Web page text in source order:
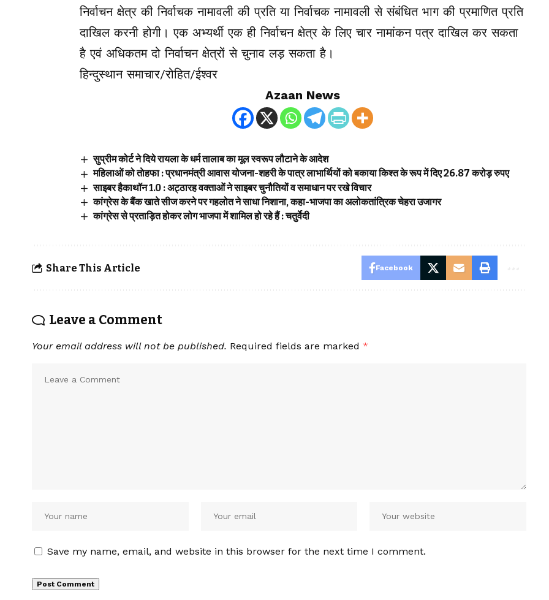
निर्वाचन क्षेत्र की निर्वाचक नामावली की प्रति या निर्वाचक नामावली से संबंधित भाग की प्रमाणित प्रति
दाखिल करनी होगी। एक अभ्यर्थी एक ही निर्वाचन क्षेत्र के लिए चार नामांकन पत्र दाखिल कर सकता
है एवं अधिकतम दो निर्वाचन क्षेत्रों से चुनाव लड़ सकता है।
हिन्दुस्थान समाचार/रोहित/ईश्वर
Azaan News
सुप्रीम कोर्ट ने दिये रायला के धर्म तालाब का मूल स्वरूप लौटाने के आदेश
महिलाओं को ताेहफा : प्रधानमंत्री आवास योजना-शहरी के पात्र लाभार्थियों को बकाया किश्त के रूप में दिए 26.87 करोड़ रुपए
साइबर हैकाथॉन 1.0 : अट्ठारह वक्ताओं ने साइबर चुनौतियों व समाधान पर रखे विचार
कांग्रेस के बैंक खाते सीज करने पर गहलोत ने साधा निशाना, कहा-भाजपा का अलोकतांत्रिक चेहरा उजागर
कांग्रेस से प्रताड़ित होकर लोग भाजपा में शामिल हो रहे हैं : चतुर्वेदी
Share This Article Facebook
Leave a Comment
Your email address will not be published. Required fields are marked *
Save my name, email, and website in this browser for the next time I comment.